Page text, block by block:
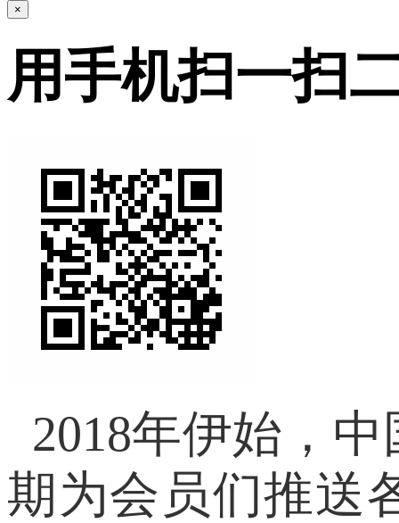
×
用手机扫一扫
2018年伊始，
期为会员们推送